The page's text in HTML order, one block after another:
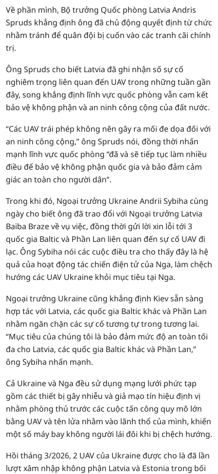
Về phần mình, Bộ trưởng Quốc phòng Latvia Andris
Spruds khẳng định ông đã chủ động quyết định từ chức
nhằm tránh để quân đội bị cuốn vào các tranh cãi chính
trị.
Ông Spruds cho biết Latvia đã ghi nhận số sự cố
nghiêm trọng liên quan đến UAV trong những tuần gần
đây, song khẳng định lĩnh vực quốc phòng vẫn cam kết
bảo vệ không phận và an ninh công cộng của đất nước.
“Các UAV trái phép không nên gây ra mối đe dọa đối với
an ninh công cộng,” ông Spruds nói, đồng thời nhấn
mạnh lĩnh vực quốc phòng “đã và sẽ tiếp tục làm nhiều
điều để bảo vệ không phận quốc gia và bảo đảm cảm
giác an toàn cho người dân”.
Trong khi đó, Ngoại trưởng Ukraine Andrii Sybiha cùng
ngày cho biết ông đã trao đổi với Ngoại trưởng Latvia
Baiba Braze về vụ việc, đồng thời gửi lời xin lỗi tới 3
quốc gia Baltic và Phần Lan liên quan đến sự cố UAV đi
lạc. Ông Sybiha nói các cuộc điều tra cho thấy đây là hệ
quả của hoạt động tác chiến điện tử của Nga, làm chệch
hướng các UAV Ukraine khỏi mục tiêu tại Nga.
Ngoại trưởng Ukraine cũng khẳng định Kiev sẵn sàng
hợp tác với Latvia, các quốc gia Baltic khác và Phần Lan
nhằm ngăn chặn các sự cố tương tự trong tương lai.
“Mục tiêu của chúng tôi là bảo đảm mức độ an toàn tối
đa cho Latvia, các quốc gia Baltic khác và Phần Lan,”
ông Sybiha nhấn mạnh.
Cả Ukraine và Nga đều sử dụng mạng lưới phức tạp
gồm các thiết bị gây nhiễu và giả mạo tín hiệu định vị
nhằm phòng thủ trước các cuộc tấn công quy mô lớn
bằng UAV và tên lửa nhằm vào lãnh thổ của mình, khiến
một số máy bay không người lái đôi khi bị chệch hướng.
Hồi tháng 3/2026, 2 UAV của Ukraine được cho là đã lần
lượt xâm nhập không phận Latvia và Estonia trong bối